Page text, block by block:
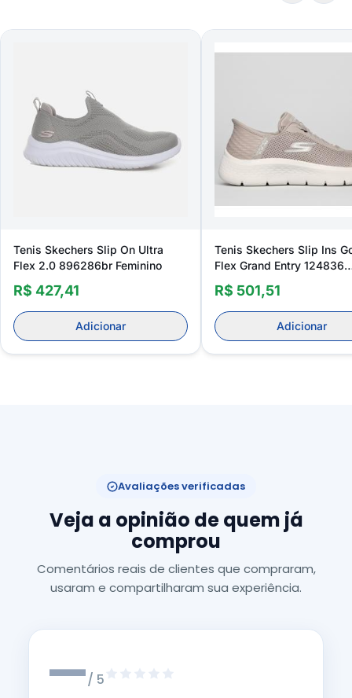
Tenis Skechers Slip On Ultra
Flex 2.0 896286br Feminino
R$ 427,41
Adicionar
Tenis Skechers Slip Ins
Flex Grand Entry 124836
Feminino
R$ 501,51
Adicionar
Avaliações verificadas
Veja a opinião de quem já
comprou
Comentários reais de clientes que compraram,
usaram e compartilharam sua experiência.
—/ 5